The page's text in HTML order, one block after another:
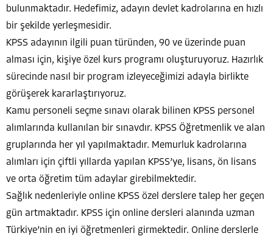
bulunmaktadır. Hedefimiz, adayın devlet kadrolarına en hızlı
bir şekilde yerleşmesidir.
KPSS adayının ilgili puan türünden, 90 ve üzerinde puan
alması için, kişiye özel kurs programı oluşturuyoruz. Hazırlık
sürecinde nasıl bir program izleyeceğimizi adayla birlikte
görüşerek kararlaştırıyoruz.
Kamu personeli seçme sınavı olarak bilinen KPSS personel
alımlarında kullanılan bir sınavdır. KPSS Öğretmenlik ve alan
gruplarında her yıl yapılmaktadır. Memurluk kadrolarına
alımları için çiftli yıllarda yapılan KPSS’ye, lisans, ön lisans
ve orta öğretim tüm adaylar girebilmektedir.
Sağlık nedenleriyle online KPSS özel derslere talep her geçen
gün artmaktadır. KPSS için online dersleri alanında uzman
Türkiye’nin en iyi öğretmenleri girmektedir. Online derslerle